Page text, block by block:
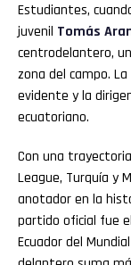
Estudiantes,
juvenil Tomás
centrodelantero,
zona del campo.
evidente y la
ecuatoriano.
Con una
League, Turquía y
anotador en la
partido oficial fue
Ecuador del